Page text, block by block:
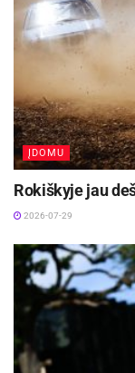
ĮDOMU
Rokiškyje jau
2026-07-29